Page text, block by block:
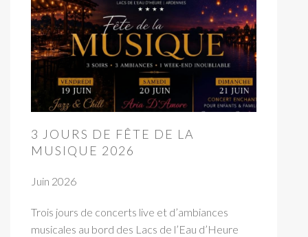
3 JOURS DE FÊTE DE LA
MUSIQUE 2026
Juin 2026
Trois jours de concerts live et d’ambiances
musicales au bord des Lacs de l’Eau d’Heure